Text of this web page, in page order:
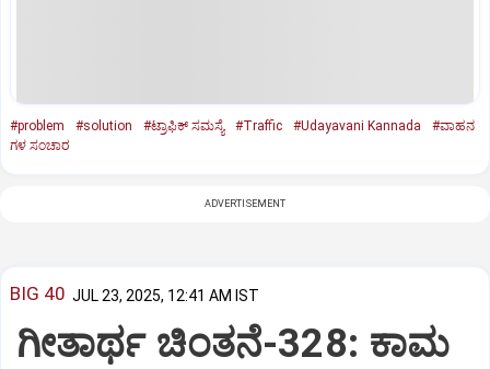
#problem #solution #ಟ್ರಾಫಿಕ್‌ ಸಮಸ್ಯೆ #Traffic #Udayavani Kannada
#ವಾಹನ
ಗಳ ಸಂಚಾರ
ADVERTISEMENT
BIG 40 JUL 23, 2025, 12:41 AM IST
ಗೀತಾರ್ಥ ಚಿಂತನೆ-328: ಕಾಮ